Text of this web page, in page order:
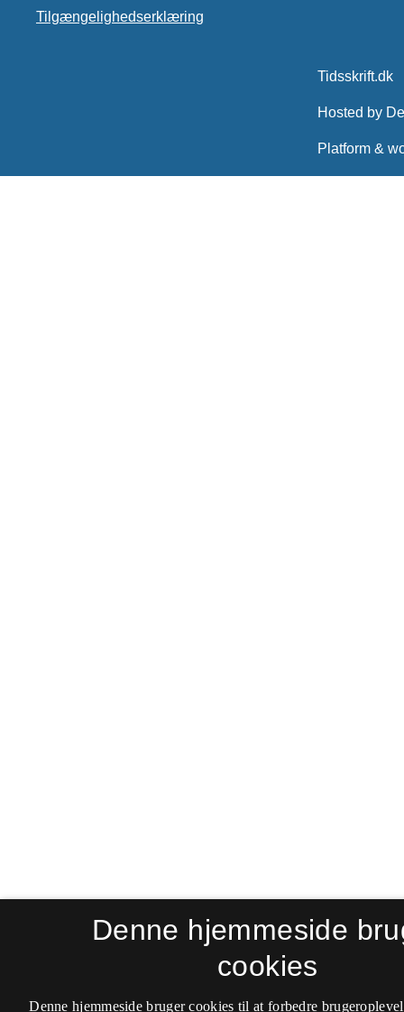
Tilgængelighedserklæring
Denne hjemmeside
cookies
Denne hjemmeside bruger cookies til at forbedre